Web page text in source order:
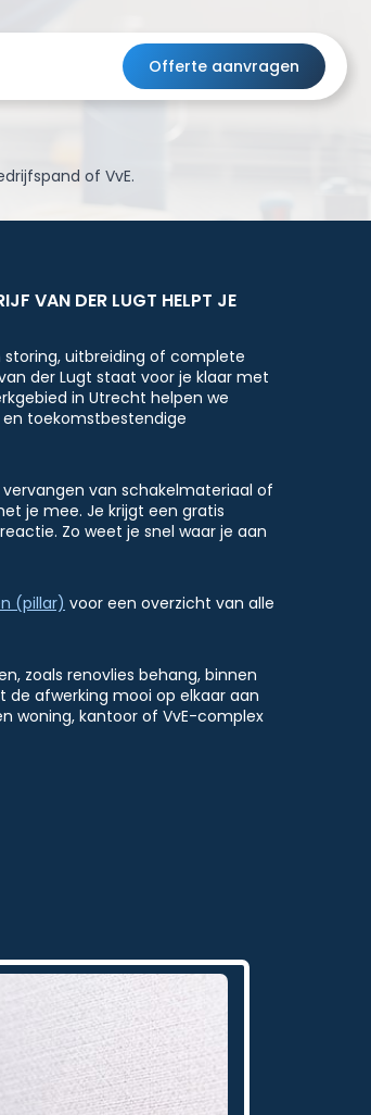
Offerte aanvragen
of VvE.
VAN DER LUGT HELPT JE
storing, uitbreiding of complete
der Lugt staat voor je klaar met
in Utrecht helpen we
toekomstbestendige
van schakelmateriaal of
je mee. Je krijgt een gratis
Zo weet je snel waar je aan
(pillar) voor een overzicht van alle
zoals renovlies behang, binnen
de afwerking mooi op elkaar aan
woning, kantoor of VvE-complex